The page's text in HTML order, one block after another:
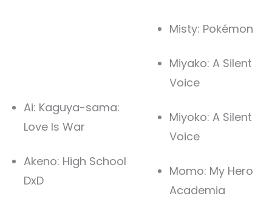
Ai: Kaguya-sama:
Love Is War
Akeno: High School
DxD
Misty: Pokémon
Miyako: A Silent
Voice
Miyoko: A Silent
Voice
Momo: My Hero
Academia